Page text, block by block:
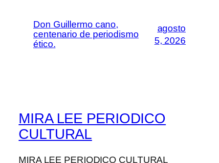
Don Guillermo cano,
centenario de periodismo
ético.
agosto
5, 2026
MIRA LEE PERIODICO
CULTURAL
MIRA LEE PERIODICO CULTURAL